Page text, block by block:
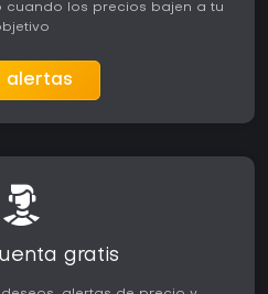
cuando los precios bajen a tu
alertas
gratis